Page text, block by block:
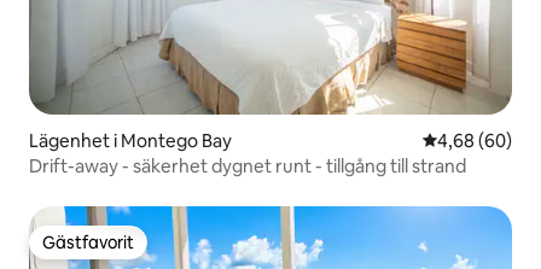
Lägenhet i Montego Bay 4,68 av 5 i
4,68 (60)
Drift-away - säkerhet dygnet runt - tillgång till strand
Gästfavorit
Gästfavorit